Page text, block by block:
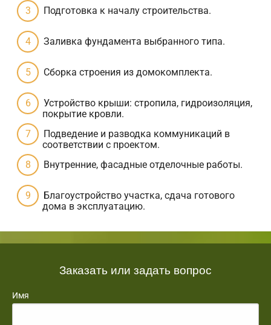
Подготовка к началу строительства.
Заливка фундамента выбранного типа.
Сборка строения из домокомплекта.
Устройство крыши: стропила, гидроизоляция,
покрытие кровли.
Подведение и разводка коммуникаций в
соответствии с проектом.
Внутренние, фасадные отделочные работы.
Благоустройство участка, сдача готового
дома в эксплуатацию.
Заказать или задать вопрос
Имя